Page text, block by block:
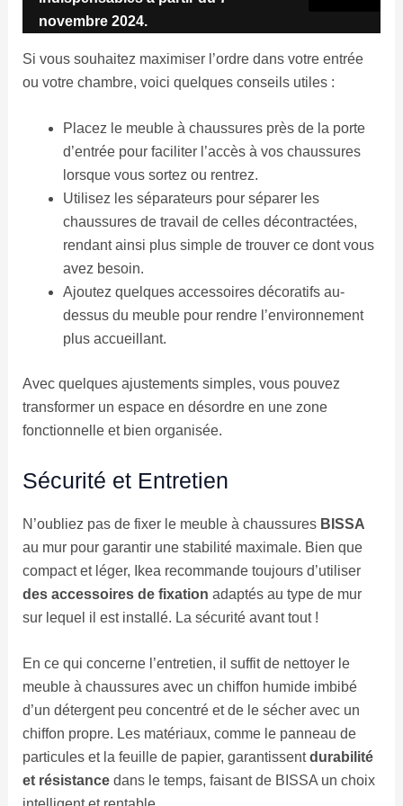
novembre 2024.
Si vous souhaitez maximiser l’ordre dans votre entrée
ou votre chambre, voici quelques conseils utiles :
Placez le meuble à chaussures près de la porte
d’entrée pour faciliter l’accès à vos chaussures
lorsque vous sortez ou rentrez.
Utilisez les séparateurs pour séparer les
chaussures de travail de celles décontractées,
rendant ainsi plus simple de trouver ce dont vous
avez besoin.
Ajoutez quelques accessoires décoratifs au-
dessus du meuble pour rendre l’environnement
plus accueillant.
Avec quelques ajustements simples, vous pouvez
transformer un espace en désordre en une zone
fonctionnelle et bien organisée.
Sécurité et Entretien
N’oubliez pas de fixer le meuble à chaussures BISSA
au mur pour garantir une stabilité maximale. Bien que
compact et léger, Ikea recommande toujours d’utiliser
des accessoires de fixation adaptés au type de mur
sur lequel il est installé. La sécurité avant tout !
En ce qui concerne l’entretien, il suffit de nettoyer le
meuble à chaussures avec un chiffon humide imbibé
d’un détergent peu concentré et de le sécher avec un
chiffon propre. Les matériaux, comme le panneau de
particules et la feuille de papier, garantissentdurabilité
et résistancedans le temps, faisant de BISSA un choix